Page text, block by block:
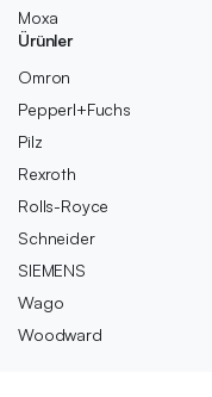
Moxa
Ürünler
Omron
Pepperl+Fuchs
Pilz
Rexroth
Rolls-Royce
Schneider
SIEMENS
Wago
Woodward